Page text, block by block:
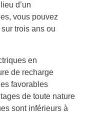
d’un
vous pouvez
trois ans ou
en
de recharge
favorables
de toute nature
sont inférieurs à